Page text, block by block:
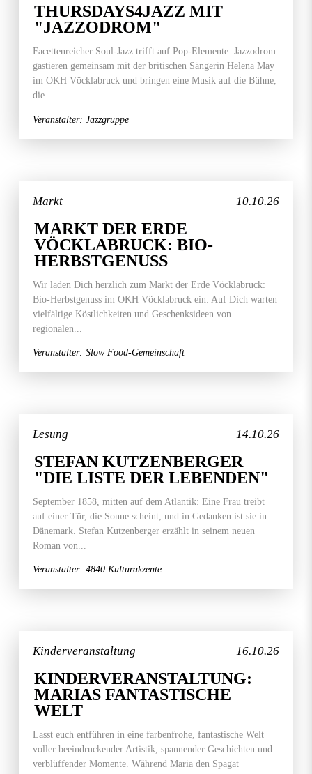
THURSDAYS4JAZZ MIT
"JAZZODROM"
Facettenreicher Soul-Jazz trifft auf Pop-Elemente: Jazzodrom
gastieren gemeinsam mit der britischen Sängerin Helena May
im OKH Vöcklabruck und bringen eine Musik auf die Bühne,
die...
Veranstalter: Jazzgruppe
10.10.26
Markt
MARKT DER ERDE
VÖCKLABRUCK: BIO-
HERBSTGENUSS
Wir laden Dich herzlich zum Markt der Erde Vöcklabruck:
Bio-Herbstgenuss im OKH Vöcklabruck ein: Auf Dich warten
vielfältige Köstlichkeiten und Geschenksideen von
regionalen...
Veranstalter: Slow Food-Gemeinschaft
14.10.26
Lesung
STEFAN KUTZENBERGER
"DIE LISTE DER LEBENDEN"
September 1858, mitten auf dem Atlantik: Eine Frau treibt
auf einer Tür, die Sonne scheint, und in Gedanken ist sie in
Dänemark. Stefan Kutzenberger erzählt in seinem neuen
Roman von...
Veranstalter: 4840 Kulturakzente
16.10.26
Kinderveranstaltung
KINDERVERANSTALTUNG:
MARIAS FANTASTISCHE
WELT
Lasst euch entführen in eine farbenfrohe, fantastische Welt
voller beeindruckender Artistik, spannender Geschichten und
verblüffender Momente. Während Maria den Spagat